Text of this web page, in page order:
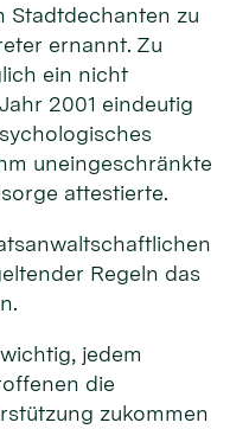
Stadtdechanten zu
ernannt. Zu
ein nicht
2001 eindeutig
uneingeschränkte
attestierte.
Regeln das
jedem
die
zukommen